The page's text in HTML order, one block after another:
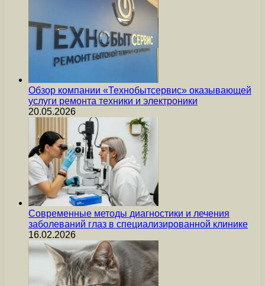
Обзор компании «Технобытсервис» оказывающей
услуги ремонта техники и электроники
20.05.2026
Современные методы диагностики и лечения
заболеваний глаз в специализированной клинике
16.02.2026